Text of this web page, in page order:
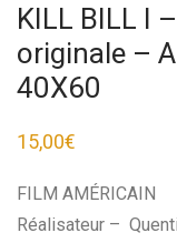
KILL BILL I
originale –
40X60
15,00€
FILM AMÉRICAIN
Réalisateur –